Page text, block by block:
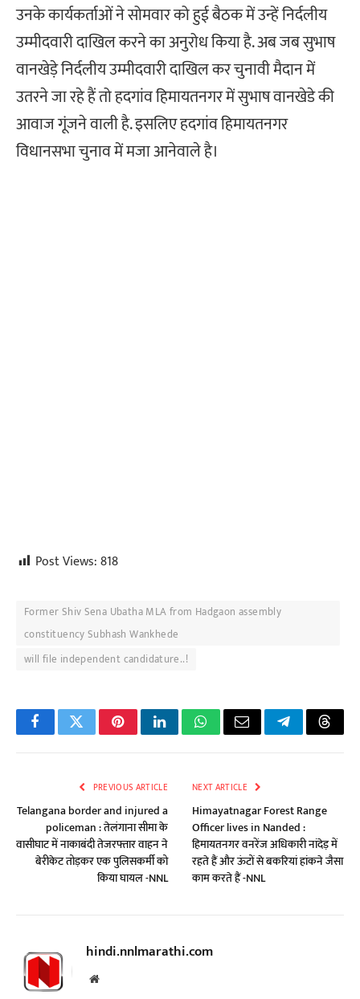
उनके कार्यकर्ताओं ने सोमवार को हुई बैठक में उन्हें निर्दलीय
उम्मीदवारी दाखिल करने का अनुरोध किया है. अब जब सुभाष
वानखेड़े निर्दलीय उम्मीदवारी दाखिल कर चुनावी मैदान में
उतरने जा रहे हैं तो हदगांव हिमायतनगर में सुभाष वानखेडे की
आवाज गूंजने वाली है. इसलिए हदगांव हिमायतनगर
विधानसभा चुनाव में मजा आनेवाले है।
Post Views:818
Former Shiv Sena Ubatha MLA from Hadgaon assembly
constituency Subhash Wankhede
will file independent candidature..!
FacebookTwitterPinterestLinkedInWhatsApp
Email Telegram
PREVIOUS ARTICLE
Telangana border and injured a
policeman : तेलंगाना सीमा के
वासीघाट में नाकाबंदी तेजरफ्तार वाहन ने
बेरीकेट तोड़कर एक पुलिसकर्मी को
किया घायल -NNL
NEXT ARTICLE
Himayatnagar Forest Range
Officer lives in Nanded :
हिमायतनगर वनरेंज अधिकारी नांदेड़ में
रहते हैं और ऊंटों से बकरियां हांकने जैसा
काम करते हैं -NNL
hindi.nnlmarathi.com
Website